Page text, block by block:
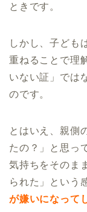
ときです。
しかし、子ども
重ねることで理
いない証」では
のです。
とはいえ、親側
たの？」と思っ
気持ちをそのま
られた」という
が嫌いになって